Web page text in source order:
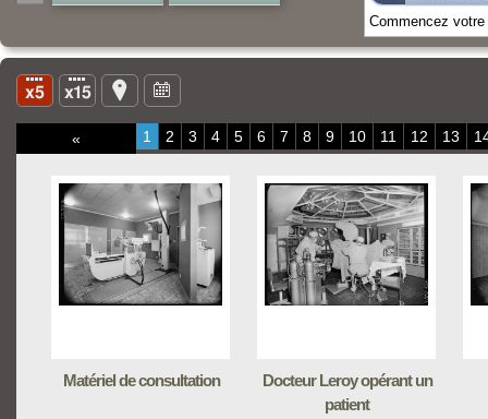
« 1 2 3 4 5 6 7 8 9 10 11 12 13
Matériel de consultation
Docteur Leroy opérant un
patient